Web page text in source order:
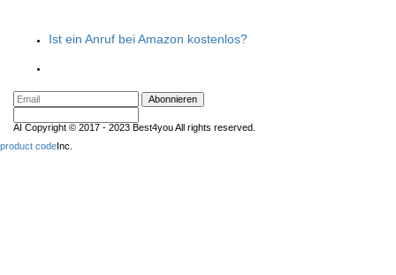
Ist ein Anruf bei Amazon kostenlos?
Abonnieren
AI Copyright © 2017 - 2023 Best4you All rights reserved.
product codeInc.